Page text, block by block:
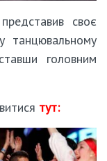
своє
танцювальному
головним
тут: